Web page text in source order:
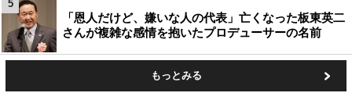
「恩人だけど、嫌いな人の代表」亡くなった板東英二
さんが複雑な感情を抱いたプロデューサーの名前
5
もっとみる